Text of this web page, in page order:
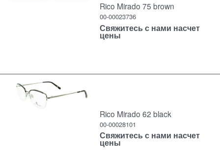
Rico Mirado 75 brown
00-00023736
Свяжитесь с нами насчет
цены
Rico Mirado 62 black
00-00028101
Свяжитесь с нами насчет
цены